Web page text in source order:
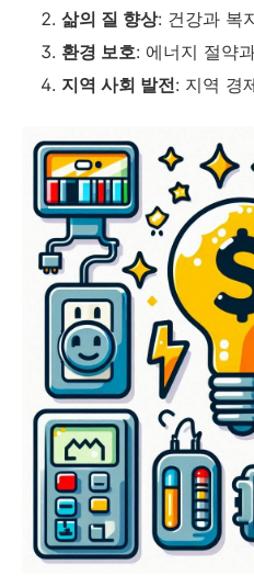
삶의 질 향상: 건강과 복
환경 보호: 에너지 절약
지역 사회 발전: 지역 경